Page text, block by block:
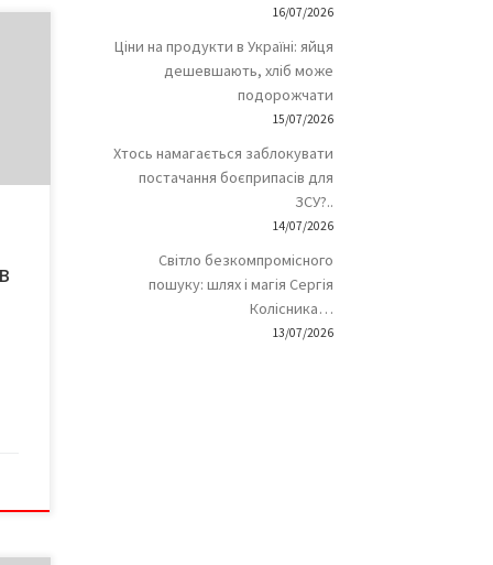
16/07/2026
Ціни на продукти в Україні: яйця
дешевшають, хліб може
подорожчати
15/07/2026
Хтось намагається заблокувати
постачання боєприпасів для
ЗСУ?..
14/07/2026
Світло безкомпромісного
пошуку: шлях і магія Сергія
Колісника…
13/07/2026